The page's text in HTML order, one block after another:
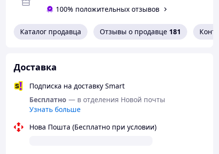
Ідеальні для романтичних вечорів,
Підходять для людей із чутливою шкірою.
100% положительных отзывов
Каталог продавца Отзывы о продавце 181
Доставка
Подписка на доставку Smart
Бесплатно — в отделения Новой почты
Узнать больше
Нова Пошта (Бесплатно при условии)